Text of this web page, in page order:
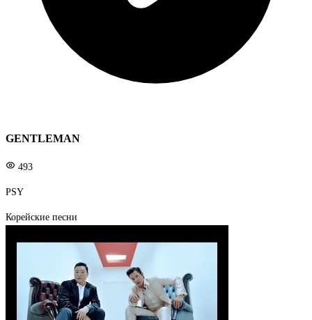
GENTLEMAN
493
PSY
Корейские песни